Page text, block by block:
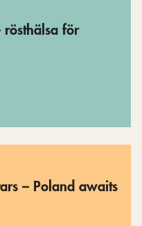
rösthälsa för
– Poland awaits